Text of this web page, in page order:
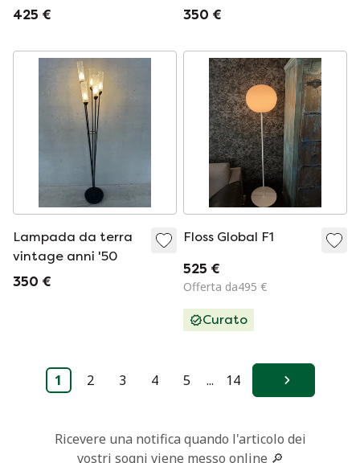
anni '70
425 €
Cinquanta
350 €
Lampada da terra
vintage anni '50
350 €
Floss Global F1
525 €
Offerta da495 €
Curato
1 2 3 4 5 ... 14 Avanti
Ricevere una notifica quando l'articolo dei
vostri sogni viene messo online 🔎